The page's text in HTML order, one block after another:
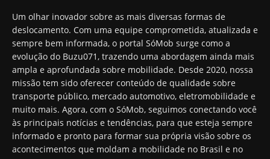
Um olhar inovador sobre as mais diversas formas de
deslocamento. Com uma equipe comprometida, atualizada e
sempre bem informada, o portal SóMob surge como a
evolução do Buzu071, trazendo uma abordagem ainda mais
ampla e aprofundada sobre mobilidade. Desde 2020, nossa
missão tem sido oferecer conteúdo de qualidade sobre
transporte público, mercado automotivo, eletromobilidade e
muito mais. Agora, com o SóMob, seguimos conectando você
às principais notícias e tendências, para que esteja sempre
informado e pronto para formar sua própria visão sobre os
acontecimentos que moldam a mobilidade no Brasil e no